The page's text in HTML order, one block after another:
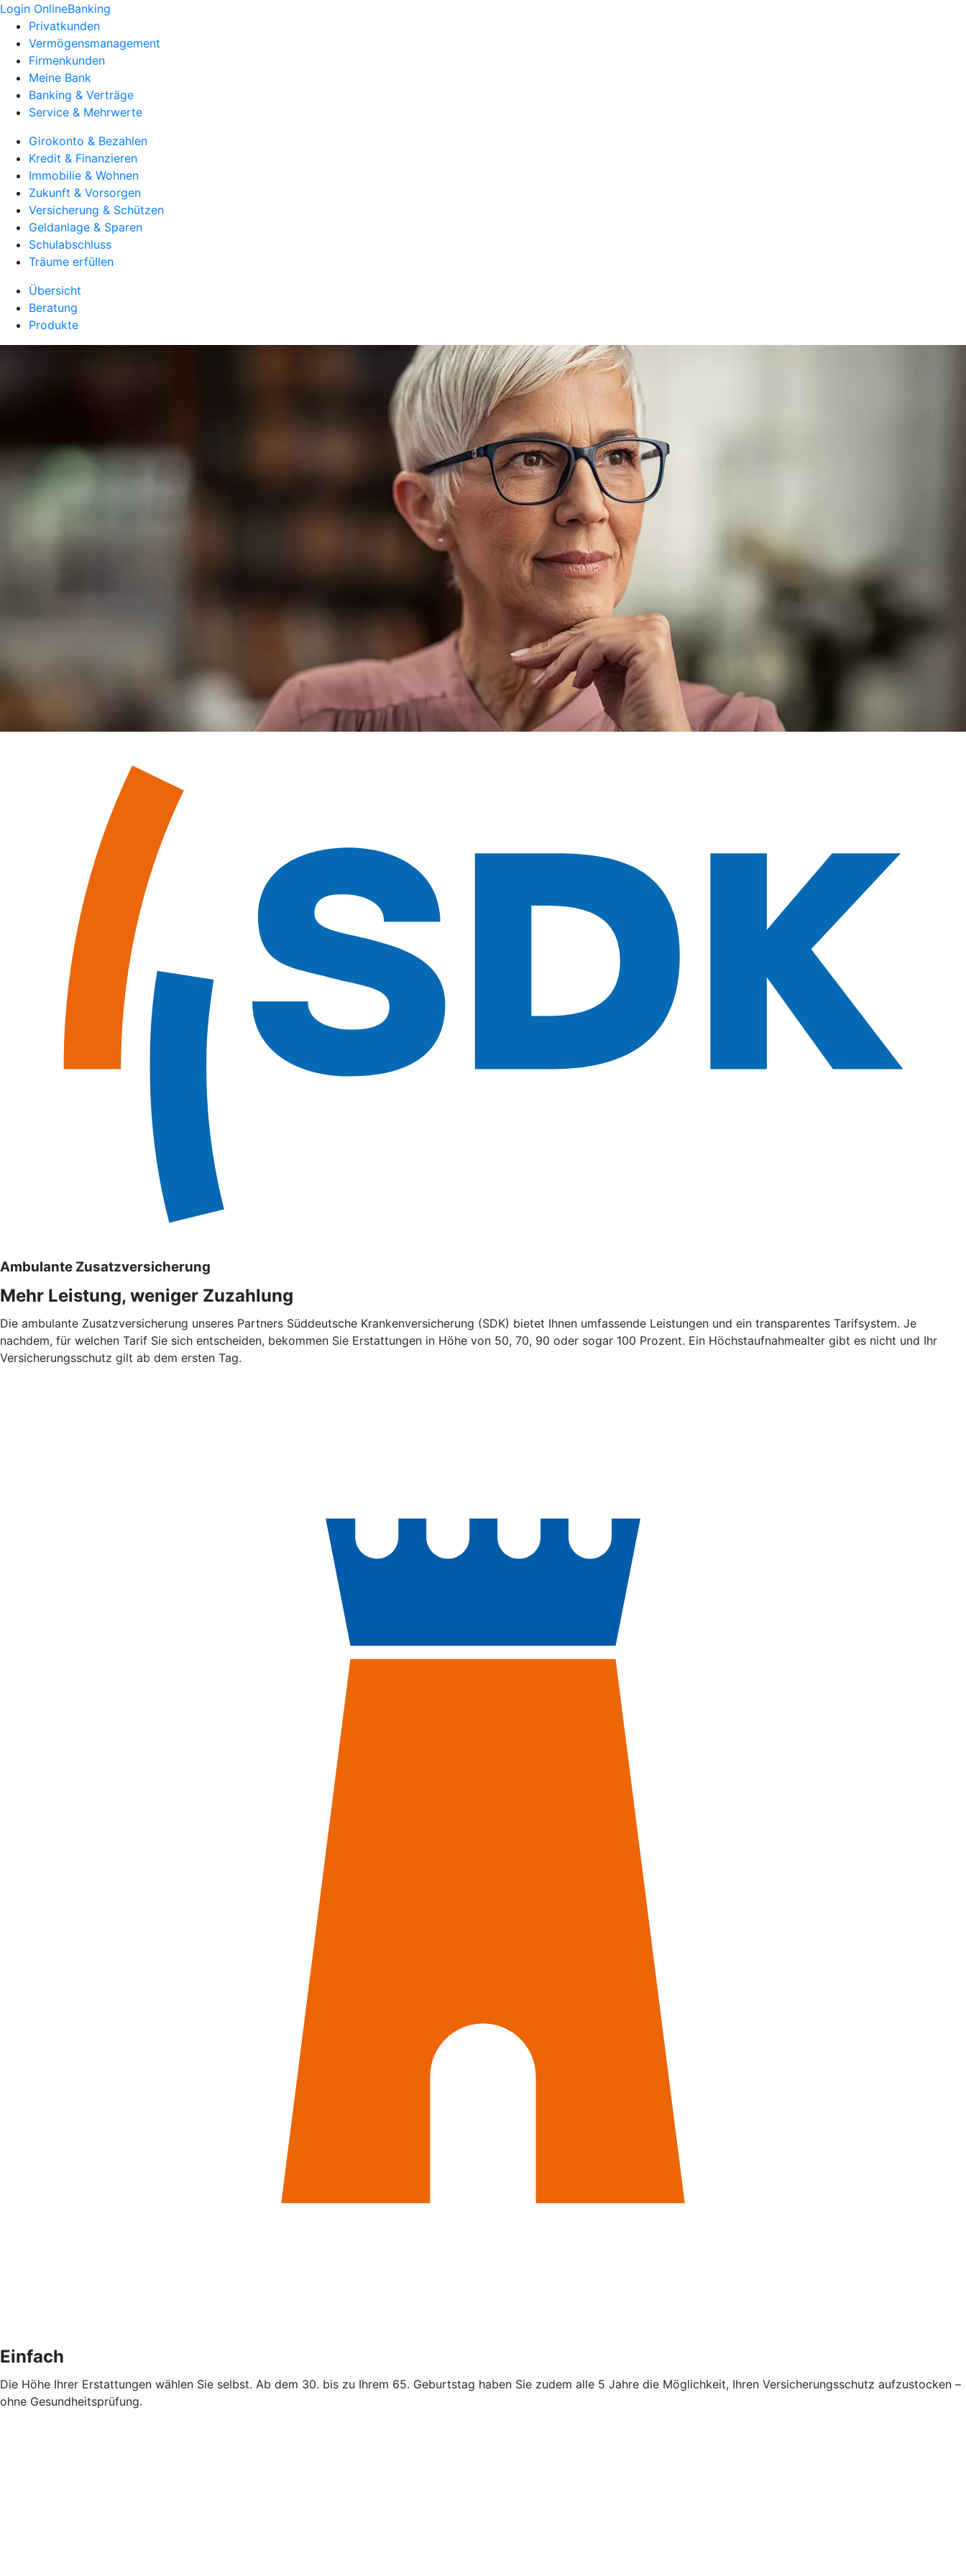
Login OnlineBanking
Privatkunden
Vermögensmanagement
Firmenkunden
Meine Bank
Banking & Verträge
Service & Mehrwerte
Girokonto & Bezahlen
Kredit & Finanzieren
Immobilie & Wohnen
Zukunft & Vorsorgen
Versicherung & Schützen
Geldanlage & Sparen
Schulabschluss
Träume erfüllen
Übersicht
Beratung
Produkte
Ambulante Zusatzversicherung
Mehr Leistung, weniger Zuzahlung
Die ambulante Zusatzversicherung unseres Partners Süddeutsche Krankenversicherung (SDK) bietet Ihnen umfassende Leistungen und ein transparentes Tarifsystem. Je
nachdem, für welchen Tarif Sie sich entscheiden, bekommen Sie Erstattungen in Höhe von 50, 70, 90 oder sogar 100 Prozent. Ein Höchstaufnahmealter gibt es nicht und Ihr
Versicherungsschutz gilt ab dem ersten Tag.
Einfach
Die Höhe Ihrer Erstattungen wählen Sie selbst. Ab dem 30. bis zu Ihrem 65. Geburtstag haben Sie zudem alle 5 Jahre die Möglichkeit, Ihren Versicherungsschutz aufzustocken –
ohne Gesundheitsprüfung.